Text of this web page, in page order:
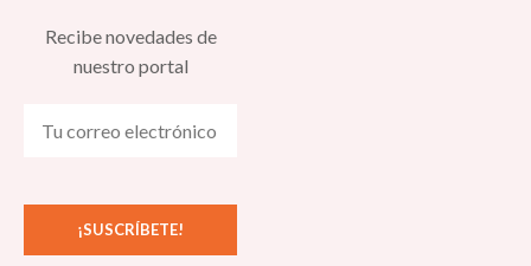
Recibe novedades de
nuestro portal